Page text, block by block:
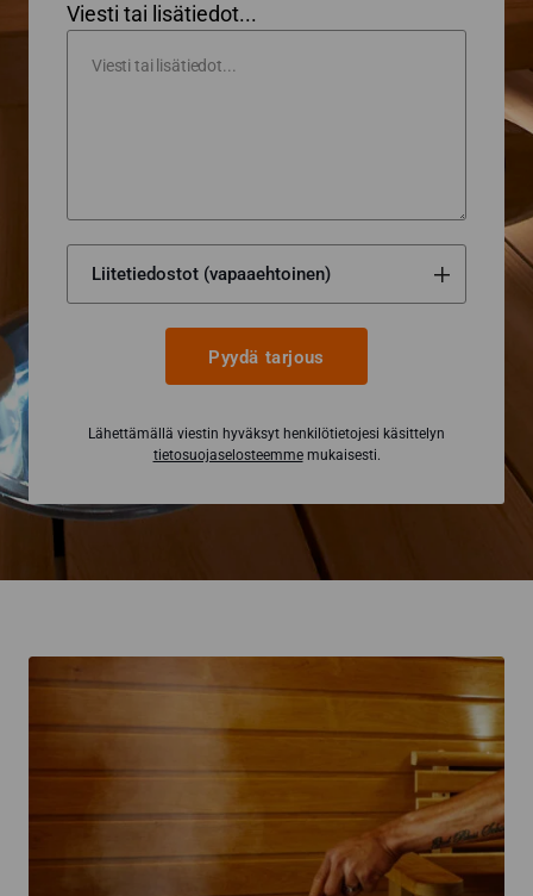
Viesti tai lisätiedot...
Pyydä tarjous
Lähettämällä viestin hyväksyt henkilötietojesi käsittelyn
tietosuojaselosteemmemukaisesti.